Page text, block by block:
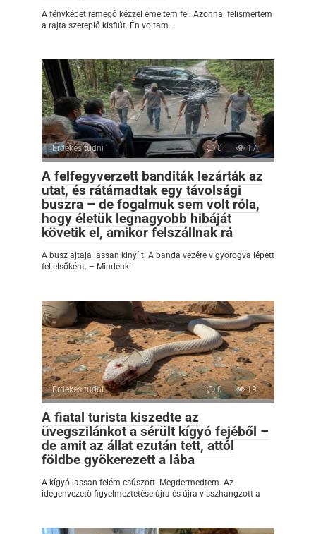
A fényképet remegő kézzel emeltem fel. Azonnal felismertem
a rajta szereplő kisfiút. Én voltam.
Érdekes tudni 0 17
A felfegyverzett banditák lezárták az
utat, és rátámadtak egy távolsági
buszra – de fogalmuk sem volt róla,
hogy életük legnagyobb hibáját
követik el, amikor felszállnak rá
A busz ajtaja lassan kinyílt. A banda vezére vigyorogva lépett
fel elsőként. – Mindenki
Érdekes tudni 0 19
A fiatal turista kiszedte az
üvegszilánkot a sérült kígyó fejéből –
de amit az állat ezután tett, attól
földbe gyökerezett a lába
A kígyó lassan felém csúszott. Megdermedtem. Az
idegenvezető figyelmeztetése újra és újra visszhangzott a